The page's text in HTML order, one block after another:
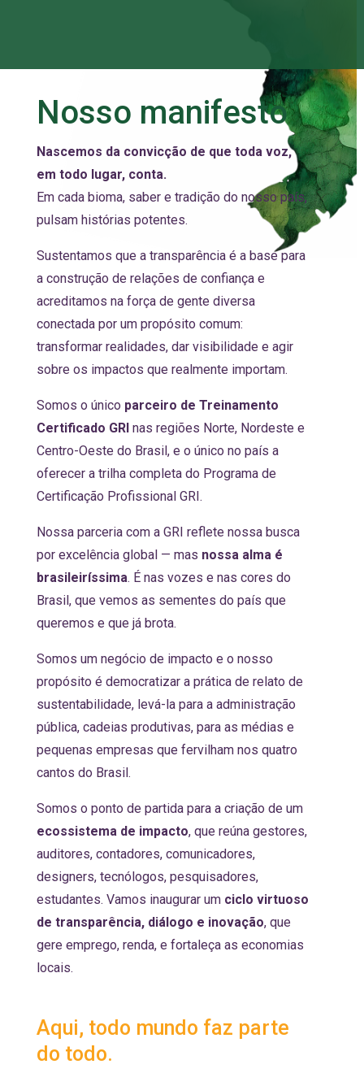
Nosso manifesto
Nascemos da convicção de que toda voz,
em todo lugar, conta.
Em cada bioma, saber e tradição do nosso país,
pulsam histórias potentes.
Sustentamos que a transparência é a base para
a construção de relações de confiança e
acreditamos na força de gente diversa
conectada por um propósito comum:
transformar realidades, dar visibilidade e agir
sobre os impactos que realmente importam.
Somos o único parceiro de Treinamento
Certificado GRInas regiões Norte, Nordeste e
Centro-Oeste do Brasil, e o único no país a
oferecer a trilha completa do Programa de
Certificação Profissional GRI.
Nossa parceria com a GRI reflete nossa busca
por excelência global — mas nossa alma é
brasileiríssima. É nas vozes e nas cores do
Brasil, que vemos as sementes do país que
queremos e que já brota.
Somos um negócio de impacto e o nosso
propósito é democratizar a prática de relato de
sustentabilidade, levá-la para a administração
pública, cadeias produtivas, para as médias e
pequenas empresas que fervilham nos quatro
cantos do Brasil.
Somos o ponto de partida para a criação de um
ecossistema de impacto, que reúna gestores,
auditores, contadores, comunicadores,
designers, tecnólogos, pesquisadores,
estudantes. Vamos inaugurar um ciclo virtuoso
de transparência, diálogo e inovação, que
gere emprego, renda, e fortaleça as economias
locais.
Aqui, todo mundo faz parte
do todo.